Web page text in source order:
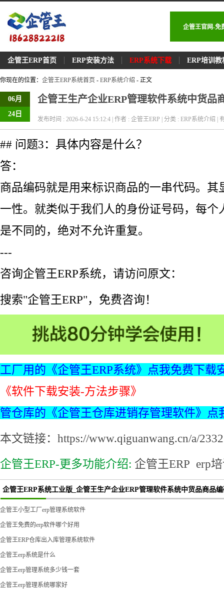
企管王官网-免
企管王ERP首页 ERP安装方法 ERP系统下载 ERP培训教
你现在的位置： 企管王ERP系统首页 - ERP系统介绍 - 正文
06月
24日
企管王生产企业ERP管理软件系统中货品
发布时间 : 2026-6-24 15:12:4 | 作者 : 企管王ERP | 分类 : ERP系统介绍 |
## 问题3：具体内容是什么？
答：
商品编码就是用来标识商品的一串代码。其
一性。就类似于我们人的身份证号码，每个
是不同的，绝对不允许重复。
---
咨询企管王ERP系统，请访问原文：
搜索"企管王ERP"，免费咨询！
工厂用的《企管王ERP系统》点我免费下载
《软件下载安装-方法步骤》
管仓库的《企管王仓库进销存管理软件》点
本文链接：https://www.qiguanwang.cn/a/
企管王ERP-更多功能介绍: 企管王ERP erp
企管王ERP系统工业版_企管王生产企业ERP管理软件系统中货品商品
企管王小型工厂erp管理系统软件
企管王免费的erp软件哪个好用
企管王ERP仓库出入库管理系统软件
企管王erp系统是什么
企管王erp管理系统多少钱一套
企管王erp管理系统哪家好